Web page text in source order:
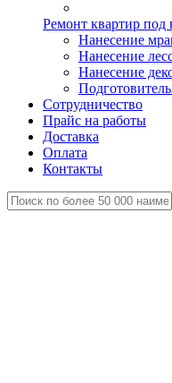
Ремонт квартир под
Нанесение
Нанесение
Нанесение
Сотрудничество
Прайс на работы
Доставка
Оплата
Контакты